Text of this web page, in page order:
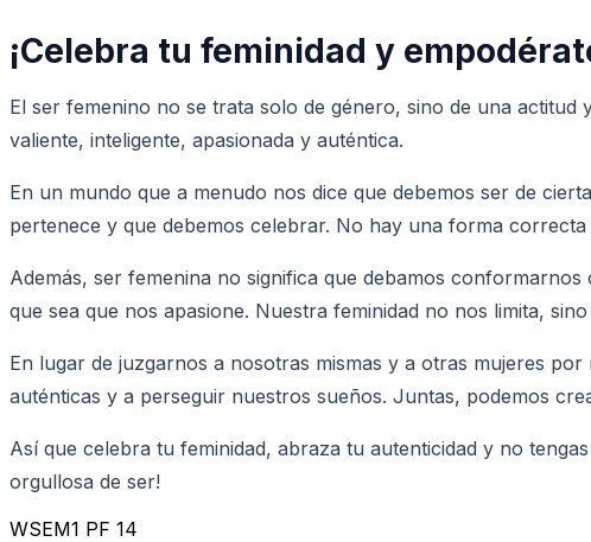
¡Celebra tu feminidad y
El ser femenino no se trata solo de género, sino de una
valiente, inteligente, apasionada y auténtica.
En un mundo que a menudo nos dice que debemos ser de
pertenece y que debemos celebrar. No hay una forma
Además, ser femenina no significa que debamos
que sea que nos apasione. Nuestra feminidad no nos limita,
En lugar de juzgarnos a nosotras mismas y a otras mujeres
auténticas y a perseguir nuestros sueños. Juntas, podemos
Así que celebra tu feminidad, abraza tu autenticidad y no
orgullosa de ser!
WSEM1 PF 14